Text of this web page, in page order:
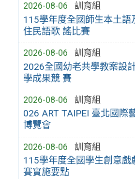
2026-08-06 訓育組
115學年度全國師生本土語
住民語歌 謠比賽
2026-08-06 訓育組
2026全國幼老共學教案設
學成果競 賽
2026-08-06 訓育組
026 ART TAIPEI 臺北國際
博覽會
2026-08-06 訓育組
115學年度全國學生創意戲
賽實施要點